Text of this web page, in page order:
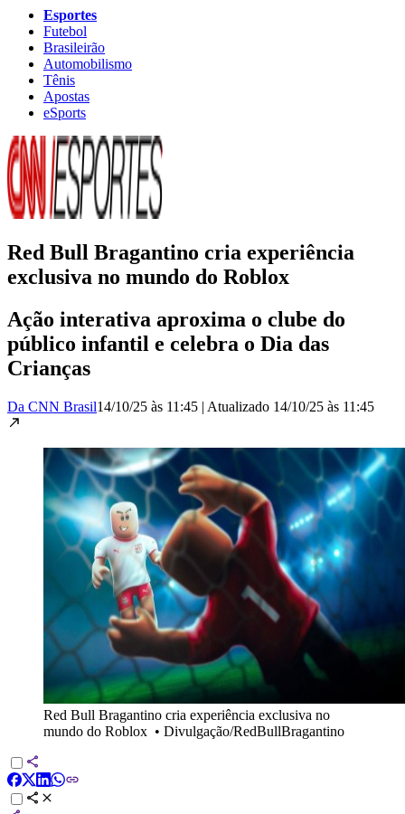
Esportes
Futebol
Brasileirão
Automobilismo
Tênis
Apostas
eSports
Red Bull Bragantino cria experiência
exclusiva no mundo do Roblox
Ação interativa aproxima o clube do
público infantil e celebra o Dia das
Crianças
Da CNN Brasil14/10/25 às 11:45 | Atualizado 14/10/25 às 11:45
Red Bull Bragantino cria experiência exclusiva no
mundo do Roblox • Divulgação/RedBullBragantino